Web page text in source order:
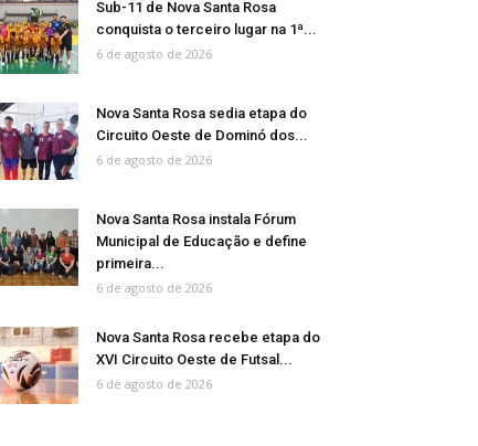
Sub-11 de Nova Santa Rosa
conquista o terceiro lugar na 1ª...
6 de agosto de 2026
Nova Santa Rosa sedia etapa do
Circuito Oeste de Dominó dos...
6 de agosto de 2026
Nova Santa Rosa instala Fórum
Municipal de Educação e define
primeira...
6 de agosto de 2026
Nova Santa Rosa recebe etapa do
XVI Circuito Oeste de Futsal...
6 de agosto de 2026